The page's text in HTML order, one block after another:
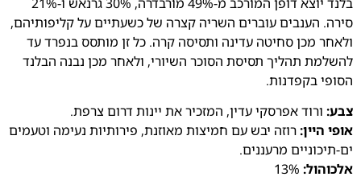
סירה. הענבים עוברים השריה קצרה של כשעתיים על קליפותיהם,
ולאחר מכן סחיטה עדינה ותסיסה קרה. כל זן מותסס בנפרד עד
להשלמת תהליך תסיסת הסוכר השיורי, ולאחר מכן נבנה הבלנד
הסופי בקפדנות.
צבע: ורוד אפרסקי עדין, המזכיר את יינות דרום צרפת.
אופי היין:רוזה יבש עם חמיצות מאוזנת, פירותיות נעימה וטעמים
ים-תיכוניים מרעננים.
אלכוהול: